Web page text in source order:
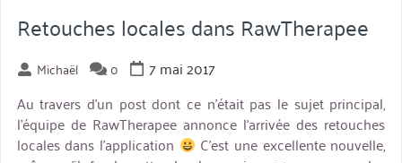
utilisation,
mes
conseils »
Retouches locales dans RawTherapee
Michaël 0
7 mai 2017
Au travers d’un post dont ce n’était pas le sujet principal,
l’équipe de RawTherapee annonce l’arrivée des retouches
locales dans l’application
C’est une excellente nouvelle,